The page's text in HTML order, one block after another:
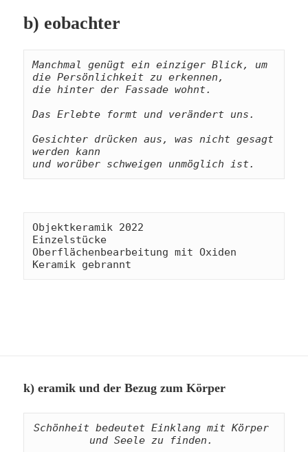
b) eobachter
Manchmal genügt ein einziger Blick, um
die Persönlichkeit zu erkennen,
die hinter der Fassade wohnt.
Das Erlebte formt und verändert uns.
Gesichter drücken aus, was nicht gesagt
werden kann
und worüber schweigen unmöglich ist.
Objektkeramik 2022
Einzelstücke
Oberflächenbearbeitung mit Oxiden
Keramik gebrannt
k) eramik und der Bezug zum Körper
Schönheit bedeutet Einklang mit Körper
und Seele zu finden.